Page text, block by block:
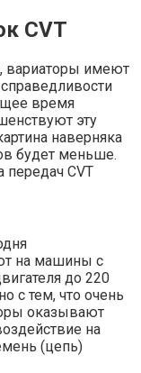
CVT
вариаторы имеют
время
эту
наверняка
будет меньше.
передач CVT
на машины с
до 220
с тем, что очень
оказывают
на
(цепь)